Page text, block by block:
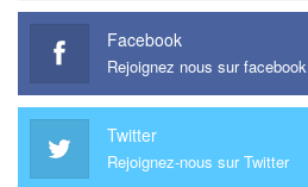
Facebook
Rejoignez nous sur facebook
Twitter
Rejoignez-nous sur Twitter